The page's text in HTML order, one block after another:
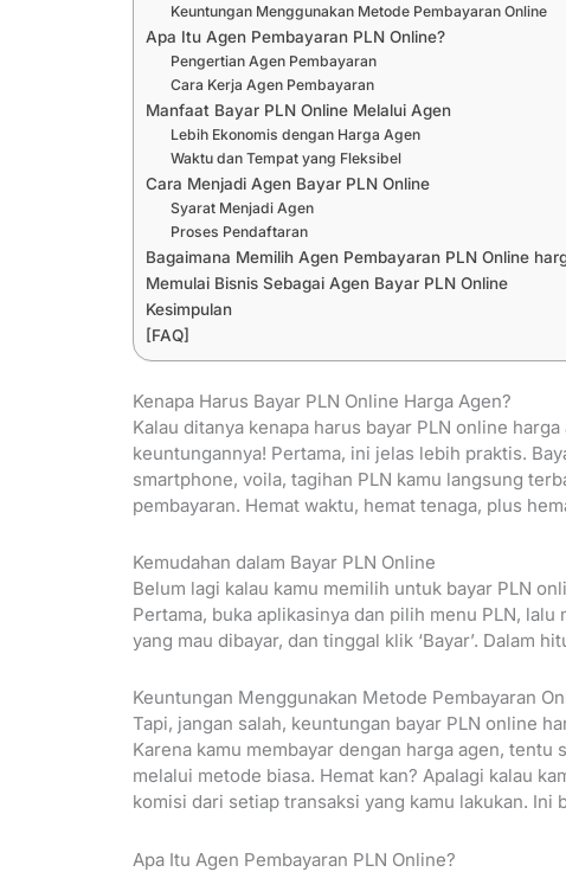
Keuntungan Menggunakan Metode Pembayaran Online
Apa Itu Agen Pembayaran PLN Online?
Pengertian Agen Pembayaran
Cara Kerja Agen Pembayaran
Manfaat Bayar PLN Online Melalui Agen
Lebih Ekonomis dengan Harga Agen
Waktu dan Tempat yang Fleksibel
Cara Menjadi Agen Bayar PLN Online
Syarat Menjadi Agen
Proses Pendaftaran
Bagaimana Memilih Agen Pembayaran PLN Online
Memulai Bisnis Sebagai Agen Bayar PLN Online
Kesimpulan
[FAQ]
Kenapa Harus Bayar PLN Online Harga Agen?
Kalau ditanya kenapa harus bayar PLN online
keuntungannya! Pertama, ini jelas lebih praktis.
smartphone, voila, tagihan PLN kamu langsung
pembayaran. Hemat waktu, hemat tenaga, plus
Kemudahan dalam Bayar PLN Online
Belum lagi kalau kamu memilih untuk bayar PLN
Pertama, buka aplikasinya dan pilih menu PLN,
yang mau dibayar, dan tinggal klik ‘Bayar’. Dalam
Keuntungan Menggunakan Metode Pembayaran
Tapi, jangan salah, keuntungan bayar PLN online
Karena kamu membayar dengan harga agen,
melalui metode biasa. Hemat kan? Apalagi kalau
komisi dari setiap transaksi yang kamu lakukan.
Apa Itu Agen Pembayaran PLN Online?